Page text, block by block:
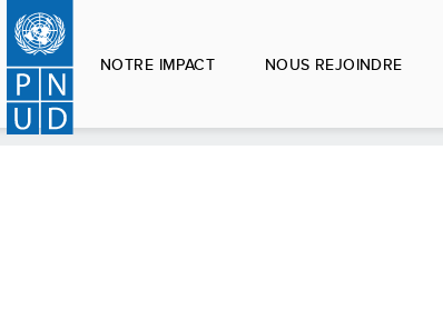
NOTRE IMPACT NOUS REJOINDRE